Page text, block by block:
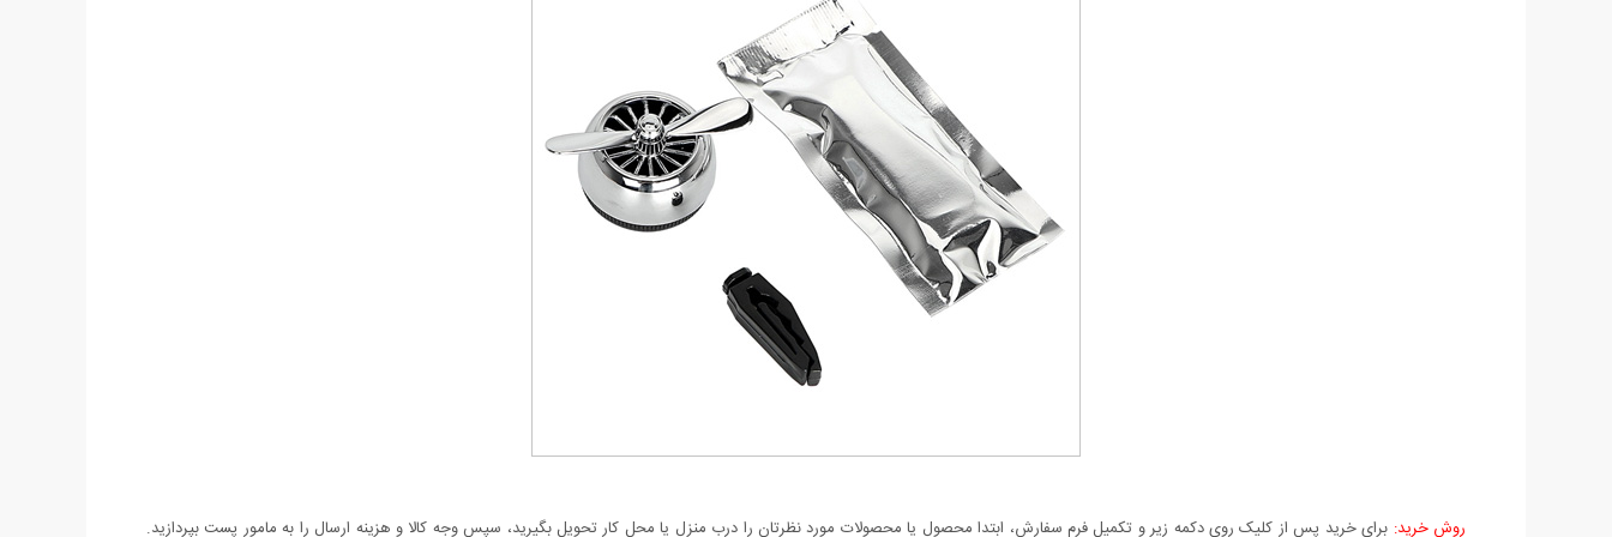
روش خرید: برای خرید پس از کلیک روی دکمه زیر و تکمیل فرم سفارش، ابتدا محصول یا محصولات مورد نظرتان را درب منزل یا محل کار تحویل بگیرید، سپس وجه کالا و هزینه ارسال را به مامور پست بپردازید.